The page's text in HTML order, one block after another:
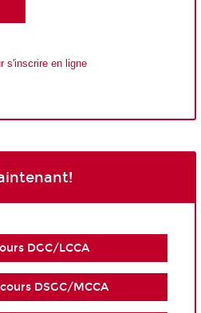
s'inscrire en ligne
DGC/LCCA
DSGC/MCCA